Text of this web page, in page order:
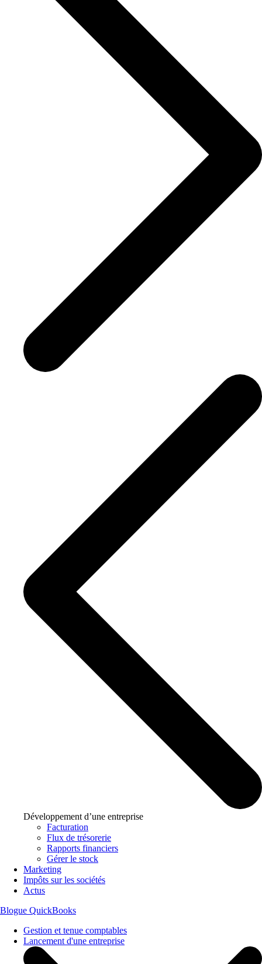
Développement d’une entreprise
Facturation
Flux de trésorerie
Rapports financiers
Gérer le stock
Marketing
Impôts sur les sociétés
Actus
Blogue QuickBooks
Gestion et tenue comptables
Lancement d'une entreprise